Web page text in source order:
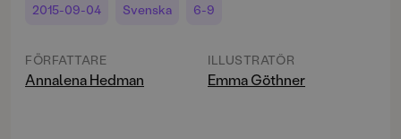
2015-09-04 Svenska 6-9
FÖRFATTARE
Annalena Hedman
ILLUSTRATÖR
Emma Göthner